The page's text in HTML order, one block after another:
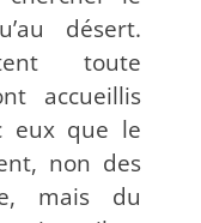
désert.
toute
accueillis
eux que le
non des
mais du